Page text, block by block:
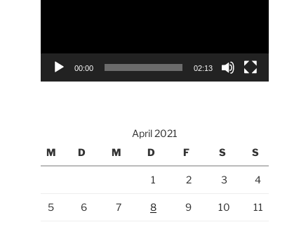
00:00 02:13
April 2021
M
D M D F S S
1 2 3 4
5 6 7 8 9 10 11